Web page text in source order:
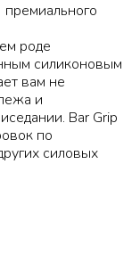
роде
силиконовым
вам не
и
Bar Grip
по
силовых